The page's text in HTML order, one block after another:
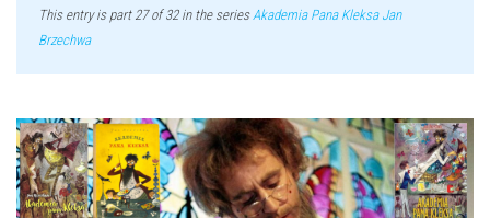
This entry is part 27 of 32 in the seriesAkademia Pana Kleksa Jan
Brzechwa